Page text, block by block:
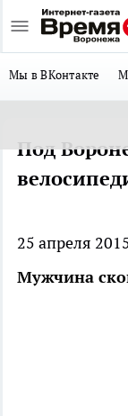
Мы в ВКонтакте
Под
25 апреля
Мужчина